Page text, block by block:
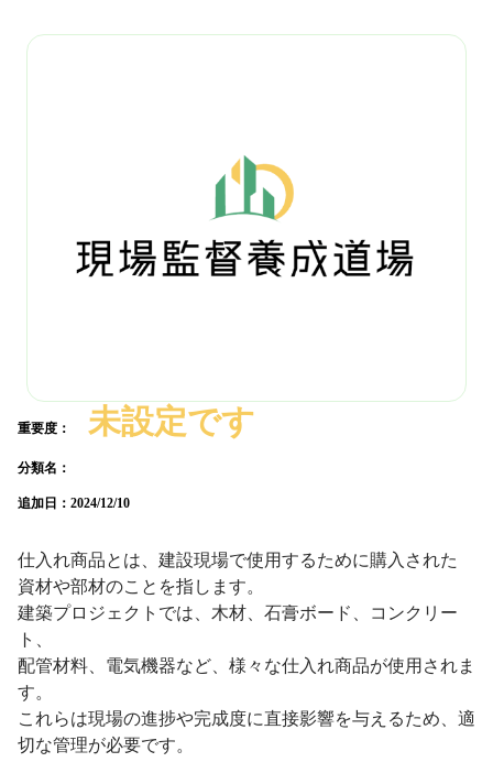
重要度： 未設定です
分類名：
追加日： 2024/12/10
仕入れ商品とは、建設現場で使用するために購入された
資材や部材のことを指します。
建築プロジェクトでは、木材、石膏ボード、コンクリー
ト、
配管材料、電気機器など、様々な仕入れ商品が使用されま
す。
これらは現場の進捗や完成度に直接影響を与えるため、適
切な管理が必要です。